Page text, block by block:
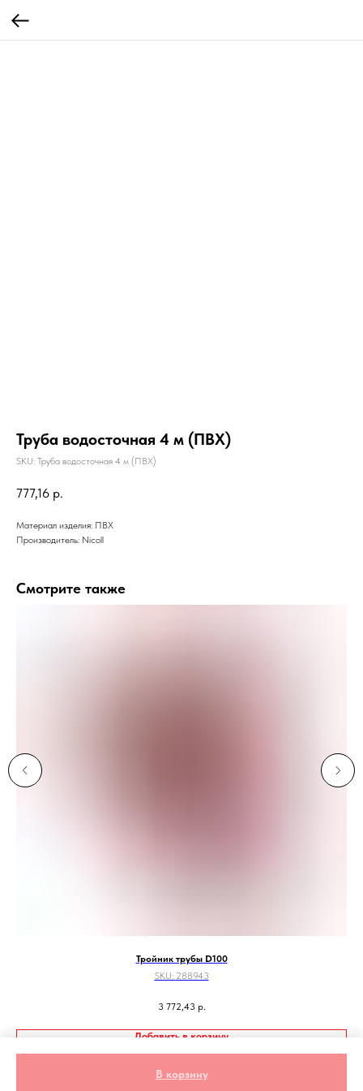
Труба водосточная 4 м (ПВХ)
SKU: Труба водосточная 4 м (ПВХ)
777,16 р.
В корзину
Материал изделия: ПВХ
Производитель: Nicoll
Смотрите также
Тройник трубы D100
SKU: 288943
3 772,43 р.
Добавить в корзину